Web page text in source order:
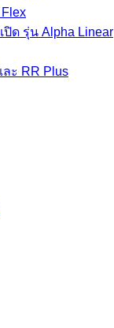
ด รุ่น Alpha Linear
ะ RR Plus